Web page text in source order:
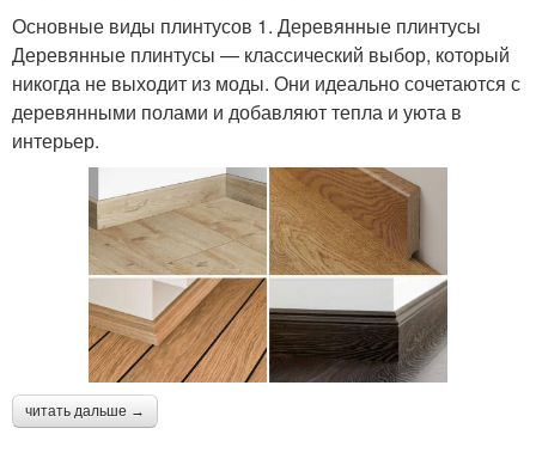
Основные виды плинтусов 1. Деревянные плинтусы
Деревянные плинтусы — классический выбор, который
никогда не выходит из моды. Они идеально сочетаются с
деревянными полами и добавляют тепла и уюта в
интерьер.
читать дальше →